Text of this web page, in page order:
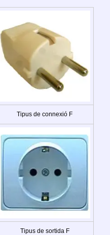
Tipus de connexió F
Tipus de sortida F